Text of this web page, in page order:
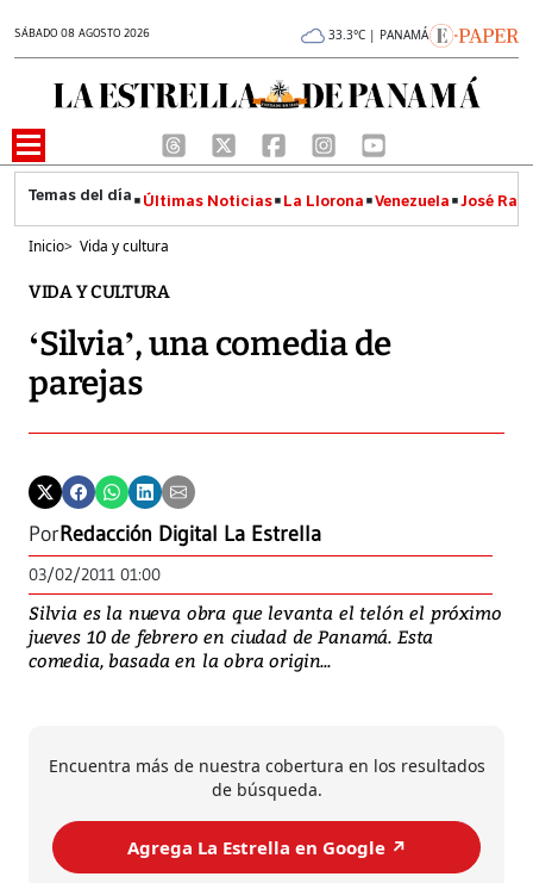
SÁBADO 08 AGOSTO 2026 33.3°C | PANAMÁ
Últimas Noticias La Llorona Venezuela José
Inicio> Vida y cultura
VIDA Y CULTURA
‘Silvia’, una comedia de
parejas
PorRedacción Digital La Estrella
03/02/2011 01:00
Silvia es la nueva obra que levanta el telón el próximo
jueves 10 de febrero en ciudad de Panamá. Esta
comedia, basada en la obra origin...
Encuentra más de nuestra cobertura en los resultados
de búsqueda.
Agrega La Estrella en Google ↗️